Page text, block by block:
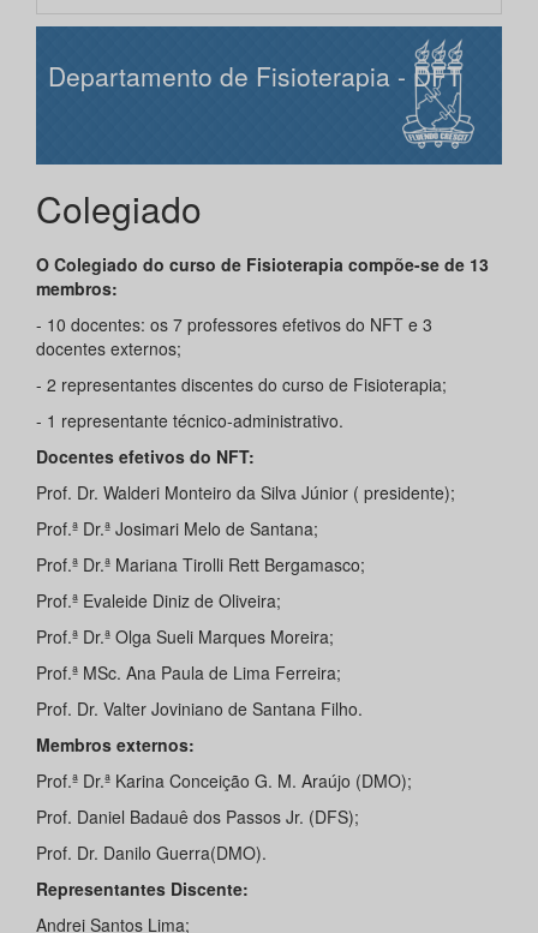
Departamento de Fisioterapia - DFT
Colegiado
O Colegiado do curso de Fisioterapia compõe-se de 13
membros:
- 10 docentes: os 7 professores efetivos do NFT e 3
docentes externos;
- 2 representantes discentes do curso de Fisioterapia;
- 1 representante técnico-administrativo.
Docentes efetivos do NFT:
Prof. Dr. Walderi Monteiro da Silva Júnior ( presidente);
Prof.ª Dr.ª Josimari Melo de Santana;
Prof.ª Dr.ª Mariana Tirolli Rett Bergamasco;
Prof.ª Evaleide Diniz de Oliveira;
Prof.ª Dr.ª Olga Sueli Marques Moreira;
Prof.ª MSc. Ana Paula de Lima Ferreira;
Prof. Dr. Valter Joviniano de Santana Filho.
Membros externos:
Prof.ª Dr.ª Karina Conceição G. M. Araújo (DMO);
Prof. Daniel Badauê dos Passos Jr. (DFS);
Prof. Dr. Danilo Guerra(DMO).
Representantes Discente:
Andrei Santos Lima;